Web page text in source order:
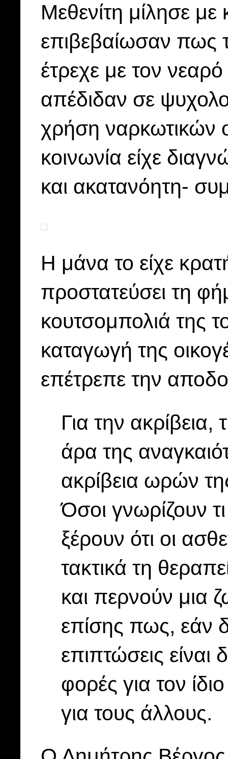
Μεθενίτη μίλησε με
επιβεβαίωσαν πως
έτρεχε με τον
απέδιδαν σε
χρήση ναρκωτικών
κοινωνία είχε
και ακατανόητη-
Η μάνα το είχε
προστατεύσει τη
κουτσομπολιά της
καταγωγή της
επέτρεπε την
Για την ακρίβεια,
άρα της
ακρίβεια ωρών
Όσοι γνωρίζουν
ξέρουν ότι οι
τακτικά τη
και περνούν μια
επίσης πως, εάν
επιπτώσεις είναι
φορές για τον
για τους άλλους.